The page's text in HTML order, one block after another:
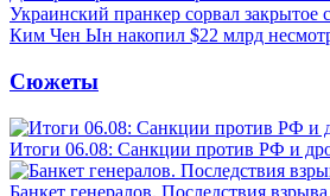
Украинский пранкер сорвал
Ким Чен Ын накопил $22 млрд
Сюжеты
Итоги 06.08: Санкции против РФ и
Банкет генералов. Последствия